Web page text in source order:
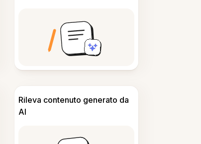
Rileva contenuto generato da
AI